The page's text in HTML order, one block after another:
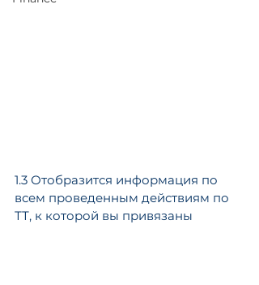
1.3 Отобразится информация по
всем проведенным действиям по
ТТ, к которой вы привязаны